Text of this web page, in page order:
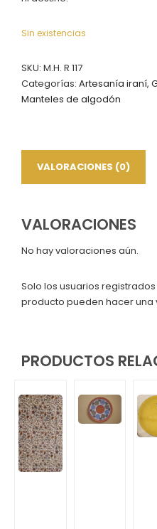
Sin existencias
SKU: M.H. R 117
Categorías: Artesanía iraní,
Manteles de algodón
VALORACIONES (0)
VALORACIONES
No hay valoraciones aún.
Solo los usuarios
producto pueden hacer una
PRODUCTOS